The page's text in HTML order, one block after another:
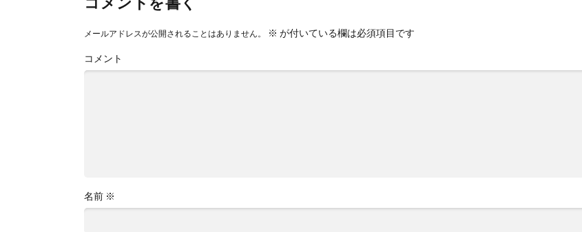
メールアドレスが公開されることはありません。 ※ が付いている欄は必須項目です
コメント
名前 ※